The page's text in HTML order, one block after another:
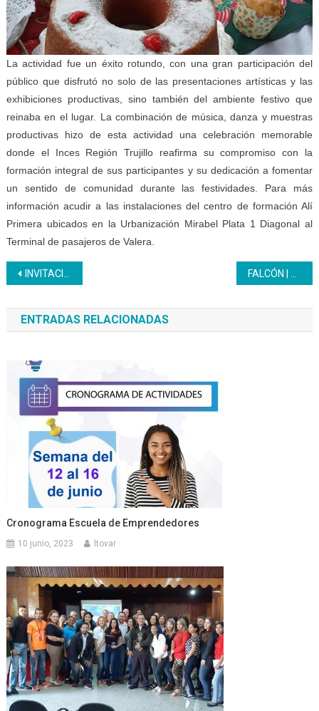
La actividad fue un éxito rotundo, con una gran participación del
público que disfrutó no solo de las presentaciones artísticas y las
exhibiciones productivas, sino también del ambiente festivo que
reinaba en el lugar. La combinación de música, danza y muestras
productivas hizo de esta actividad una celebración memorable
donde el Inces Región Trujillo reafirma su compromiso con la
formación integral de sus participantes y su dedicación a fomentar
un sentido de comunidad durante las festividades. Para más
información acudir a las instalaciones del centro de formación Alí
Primera ubicados en la Urbanización Mirabel Plata 1 Diagonal al
Terminal de pasajeros de Valera.
Navegación
de
entradas
INVITACIÓN
ENTRADAS RELACIONADAS
Cronograma Escuela de Emprendedores
10 junio, 2023 ltovar